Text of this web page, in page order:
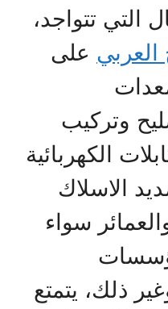
التي تتواجد،
العربي على
وتركيب
الكهربائية
الاسلاك
سواء
ذلك، يتمتع